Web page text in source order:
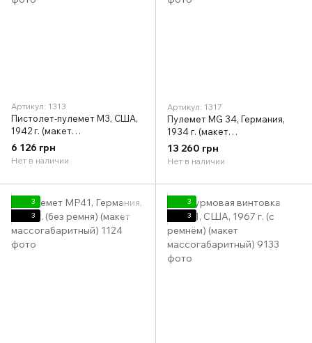
Артикул: 1313
Пистолет-пулемет M3, США,
1942 г. (макет
массогабаритный)
6 126 грн
Нет в наличии
Артикул: 1317
Пулемет MG 34, Германия,
1934 г. (макет
массогабаритный)
13 260 грн
Нет в наличии
3
3
3
3